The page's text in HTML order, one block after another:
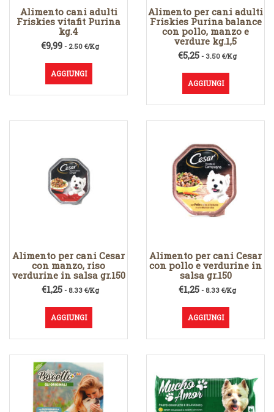
Alimento cani adulti
Friskies vitafit Purina
kg.4
€9,99 - 2.50 €/Kg
AGGIUNGI
Alimento per cani adulti
Friskies Purina balance
con pollo, manzo e
verdure kg.1,5
€5,25- 3.50 €/Kg
AGGIUNGI
Alimento per cani Cesar
con manzo, riso
verdurine in salsa gr.150
€1,25- 8.33 €/Kg
AGGIUNGI
Alimento per cani Cesar
con pollo e verdurine in
salsa gr.150
€1,25- 8.33 €/Kg
AGGIUNGI